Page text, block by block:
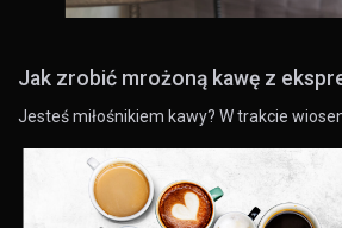
Jak zrobić mrożoną kawę z
Jesteś miłośnikiem kawy? W trakcie